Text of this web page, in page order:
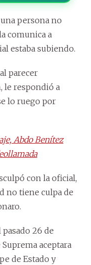
persona no
comunica a
estaba subiendo.
parecer
le respondió a
lo ruego por
Abdo Benítez
con la oficial,
no tiene culpa de
26 de
aceptara
de Estado y